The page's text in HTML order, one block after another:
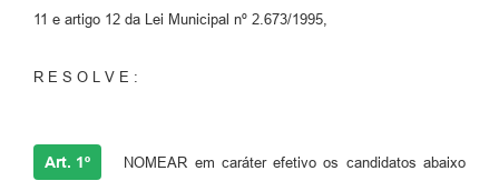
11 e artigo 12 da Lei Municipal nº 2.673/1995,
R E S O L V E :
Art. 1º NOMEAR em caráter efetivo os candidatos abaixo